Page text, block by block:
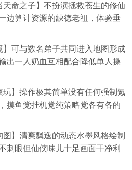
命之子】不扮演拯救苍生的修仙
边算计资源的缺德老祖，体验垂
可与数名弟子共同进入地图形成
出一人奶血互相配合降低单人操
】操作极其简单没有任何强制氪
摸鱼党挂机党纯策略党各有各的
】清爽飘逸的动态水墨风格绘制
刺眼但仙侠味儿十足画面干净利